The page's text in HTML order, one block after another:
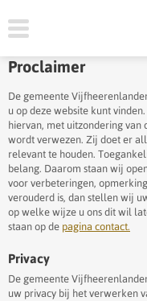
Proclaimer
De gemeente
u op deze website kunt
hiervan, met uitzondering van
wordt verwezen. Zij doet er
relevant te houden.
belang. Daarom staan wij
voor verbeteringen,
verouderd is, dan stellen wij
op welke wijze u ons dit wil
staan op de pagina contact.
Privacy
De gemeente
uw privacy bij het verwerken